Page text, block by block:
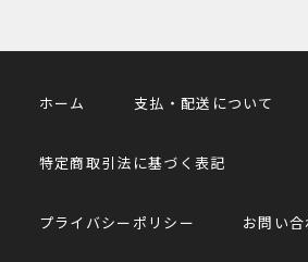
ホーム 支払・配送について
特定商取引法に基づく表記
プライバシーポリシー お問い合